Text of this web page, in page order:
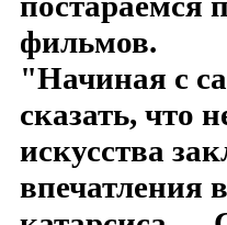
фильмов.
"Начиная с
сказать, что
искусства
впечатления